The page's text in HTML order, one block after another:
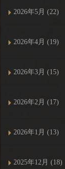
2026年5月 (22)
2026年4月 (19)
2026年3月 (15)
2026年2月 (17)
2026年1月 (13)
2025年12月 (18)